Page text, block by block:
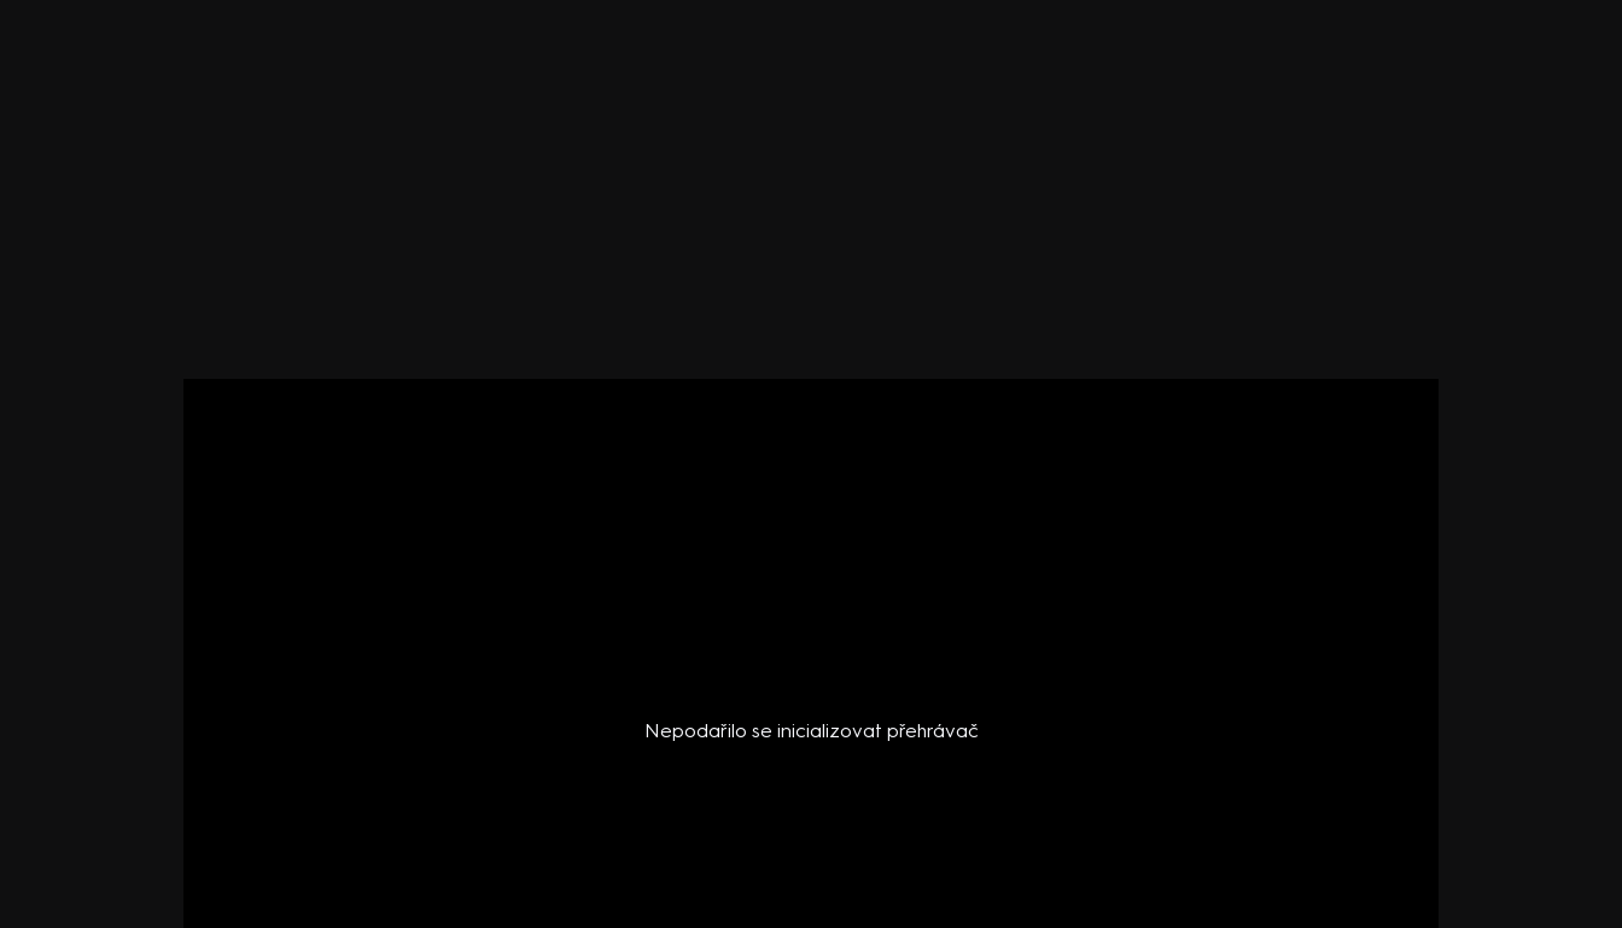
Nepodařilo se inicializovat přehrávač